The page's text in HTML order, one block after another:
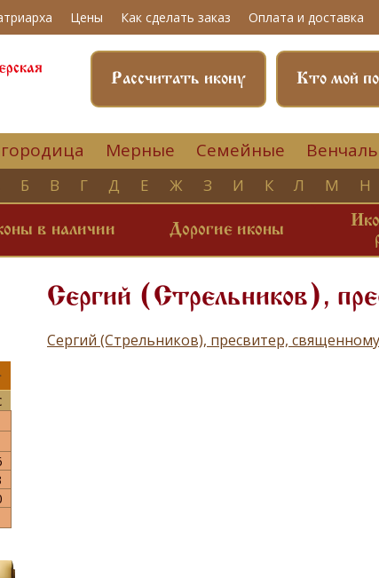
Цены Как сделать заказ Оплата и доставка
Кто мой
Рассчитать икону
Мерные Семейные
Б В Г Д Е Ж З И К Л М Н
в наличии Дорогие иконы
Сергий (Стрельников),
Сергий (Стрельников), пресвитер,